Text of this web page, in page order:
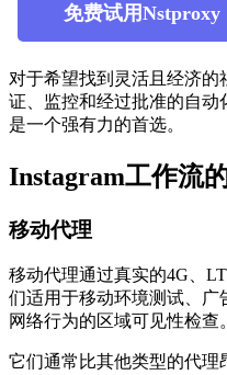
免费试用
对于希望找到灵活且经济
证、监控和经过批准的自动
是一个强有力的首选。
Instagram工作流
移动代理
移动代理通过真实的4G、
们适用于移动环境测试、
网络行为的区域可见性检查。
它们通常比其他类型的代理